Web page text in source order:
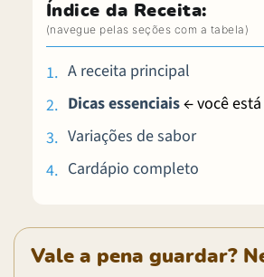
Índice da Receita:
A receita principal
Dicas essenciais← você
Variações de sabor
Cardápio completo
Vale a pena guardar?